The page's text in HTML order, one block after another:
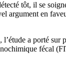
tôt, il se
en
a porté
fécal